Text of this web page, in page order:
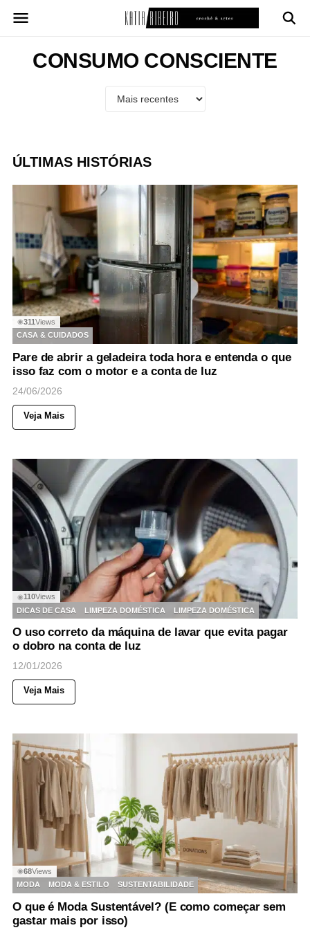
para
conteúdoCONSUMO CONSCIENTE
ÚLTIMAS HISTÓRIAS
◉311Views
CASA & CUIDADOS
Pare de abrir a geladeira toda hora e entenda o que
isso faz com o motor e a conta de luz
24/06/2026
Veja Mais
◉110Views
DICAS DE CASA
LIMPEZA DOMÉSTICA LIMPEZA DOMÉSTICA
O uso correto da máquina de lavar que evita pagar
o dobro na conta de luz
12/01/2026
Veja Mais
◉68Views
MODA
MODA & ESTILO SUSTENTABILIDADE
O que é Moda Sustentável? (E como começar sem
gastar mais por isso)